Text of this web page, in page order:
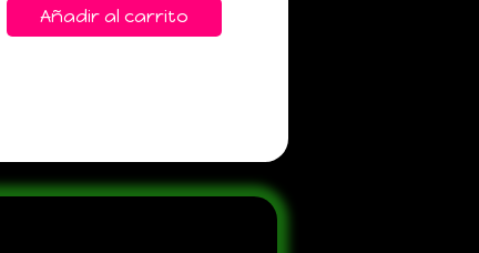
Añadir al carrito